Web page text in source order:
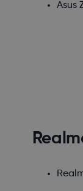
Asus